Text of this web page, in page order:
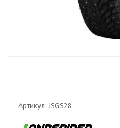
Артикул: JSGS28